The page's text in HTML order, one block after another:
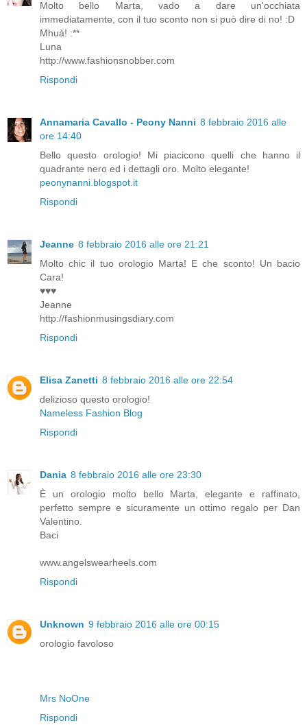
Molto bello Marta, vado a dare un'occhiata
immediatamente, con il tuo sconto non si può dire di no! :D
Mhuà! :**
Luna
http://www.fashionsnobber.com
Rispondi
Annamaria Cavallo - Peony Nanni 8 febbraio 2016 alle
ore 14:40
Bello questo orologio! Mi piacicono quelli che hanno il
quadrante nero ed i dettagli oro. Molto elegante!
peonynanni.blogspot.it
Rispondi
Jeanne 8 febbraio 2016 alle ore 21:21
Molto chic il tuo orologio Marta! E che sconto! Un bacio
Cara!
♥♥♥
Jeanne
http://fashionmusingsdiary.com
Rispondi
Elisa Zanetti 8 febbraio 2016 alle ore 22:54
delizioso questo orologio!
Nameless Fashion Blog
Rispondi
Dania 8 febbraio 2016 alle ore 23:30
È un orologio molto bello Marta, elegante e raffinato,
perfetto sempre e sicuramente un ottimo regalo per Dan
Valentino.
Baci
www.angelswearheels.com
Rispondi
Unknown 9 febbraio 2016 alle ore 00:15
orologio favoloso
Mrs NoOne
Rispondi